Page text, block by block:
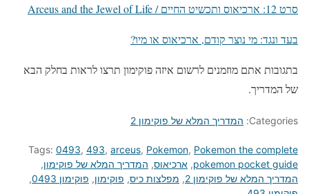
סרט 12: ארכיאוס ותכשיט החיים / Arceus and the Jewel of Life
בעד ונגד: מי נוצר קודם, ארכיאוס או מיו?
בתגובות אתם מוזמנים לרשום איזה פוקימון תרצו לראות בחלק הבא
של המדריך.
Categories: המדריך המלא של פוקימון 2
Tags: 0493, 493, arceus, Pokemon, Pokemon the complete
pokemon pocket guide
, ארכיאוס, המדריך המלא של פוקימון,
המדריך המלא של פוקימון 2
, מפלצות כיס, פוקימון, פוקימון 0493
,